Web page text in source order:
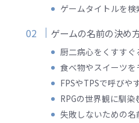
ゲームタイトルを
ゲームの名前の決め
厨二病心をくすす
食べ物やスイーツ
FPSやTPSで呼びや
RPGの世界観に馴
失敗しないための